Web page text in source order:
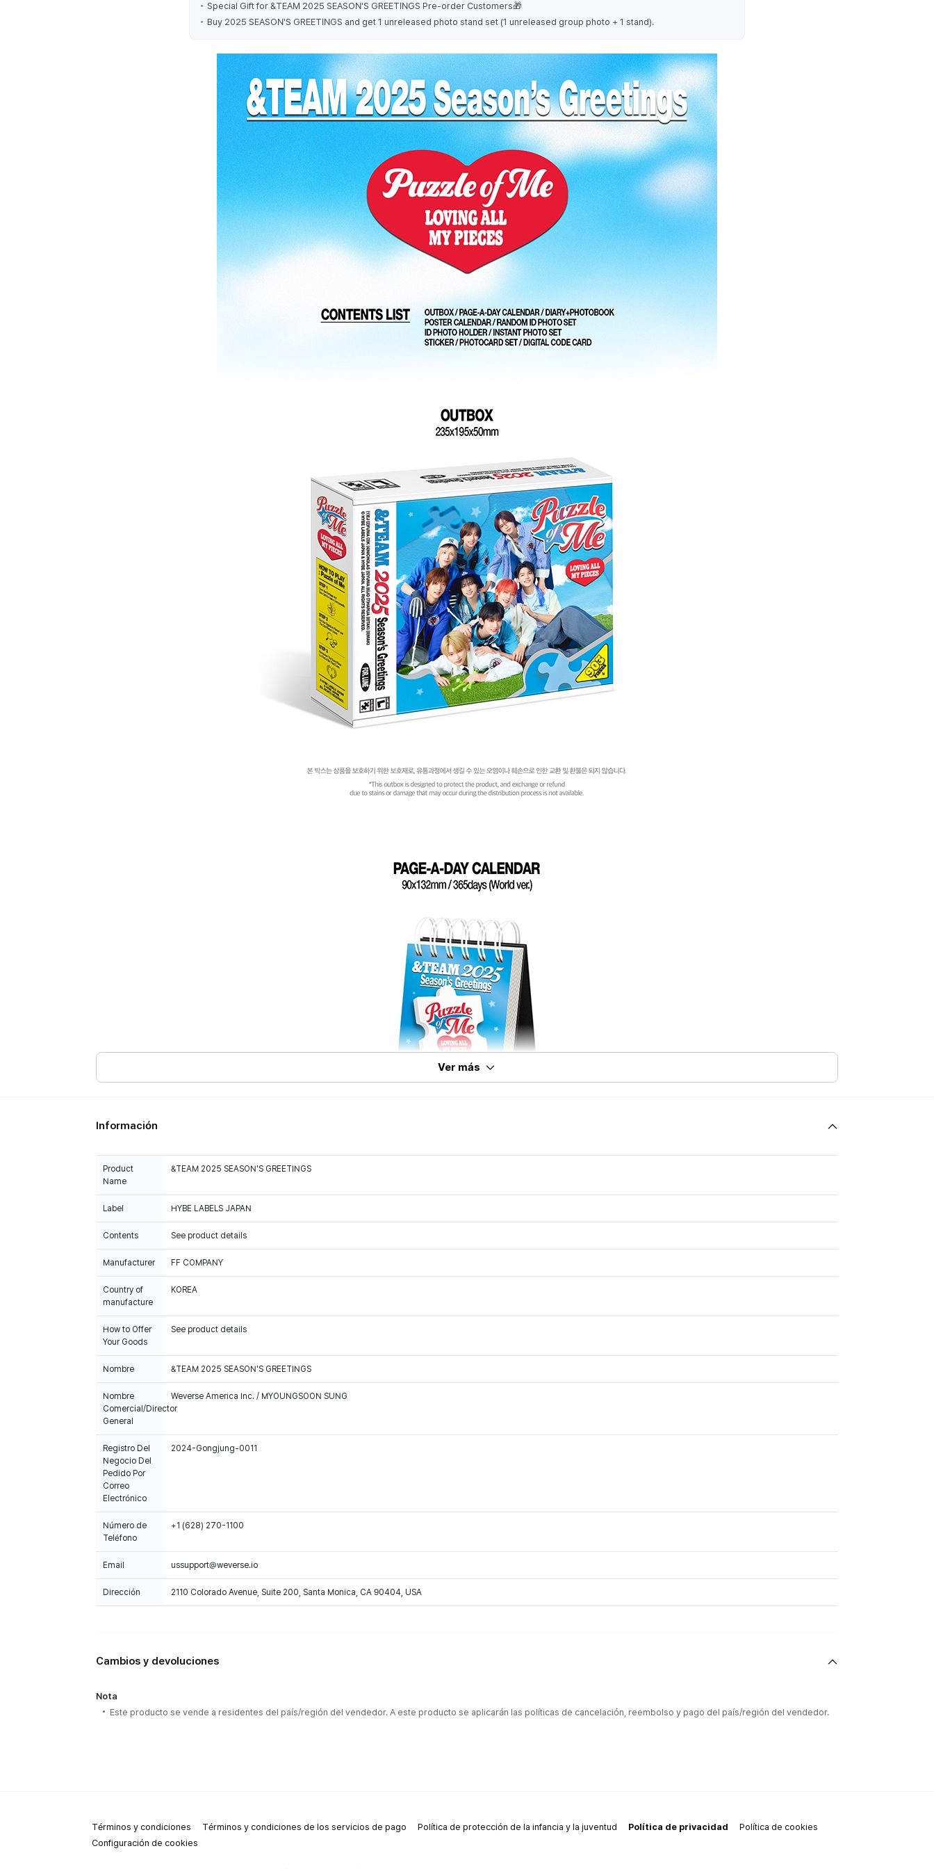
Special Gift for &TEAM 2025 SEASON'S GREETINGS Pre-order Customers🎁
Buy 2025 SEASON'S GREETINGS and get 1 unreleased photo stand set (1 unreleased group photo + 1 stand).
Ver más
Información
Product
Name
&TEAM 2025 SEASON'S GREETINGS
Label HYBE LABELS JAPAN
Contents See product details
Manufacturer FF COMPANY
Country of
manufacture
KOREA
How to Offer
Your Goods
See product details
Nombre &TEAM 2025 SEASON'S GREETINGS
Nombre
Comercial/Director
General
Weverse America Inc. / MYOUNGSOON SUNG
Registro Del
Negocio Del
Pedido Por
Correo
Electrónico
2024-Gongjung-0011
Número de
Teléfono
+1 (628) 270-1100
Email ussupport@weverse.io
Dirección 2110 Colorado Avenue, Suite 200, Santa Monica, CA 90404, USA
Cambios y devoluciones
Nota
Este producto se vende a residentes del país/región del vendedor. A este producto se aplicarán las políticas de cancelación, reembolso y pago del país/región del vendedor.
Términos y condiciones Términos y condiciones de los servicios de pago Política de protección de la infancia y la juventud Política de privacidad
Política de cookies
Configuración de cookies